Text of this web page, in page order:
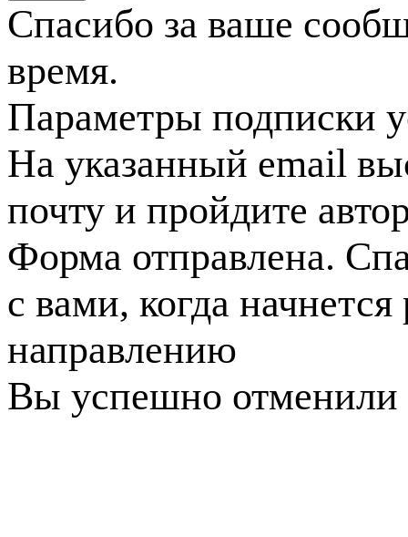
Спасибо за ваше
время.
Параметры подписки
На указанный email
почту и пройдите
Форма отправлена.
с вами, когда
направлению
Вы успешно отменили